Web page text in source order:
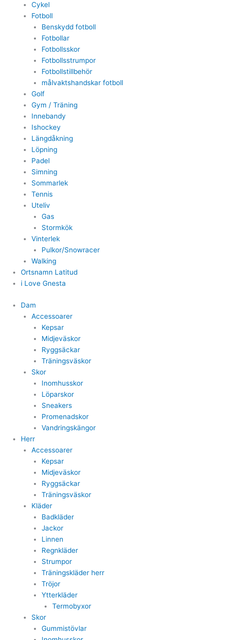
Cykel
Fotboll
Benskydd fotboll
Fotbollar
Fotbollsskor
Fotbollsstrumpor
Fotbollstillbehör
målvaktshandskar fotboll
Golf
Gym / Träning
Innebandy
Ishockey
Längdåkning
Löpning
Padel
Simning
Sommarlek
Tennis
Uteliv
Gas
Stormkök
Vinterlek
Pulkor/Snowracer
Walking
Ortsnamn Latitud
i Love Gnesta
Dam
Accessoarer
Kepsar
Midjeväskor
Ryggsäckar
Träningsväskor
Skor
Inomhusskor
Löparskor
Sneakers
Promenadskor
Vandringskängor
Herr
Accessoarer
Kepsar
Midjeväskor
Ryggsäckar
Träningsväskor
Kläder
Badkläder
Jackor
Linnen
Regnkläder
Strumpor
Träningskläder herr
Tröjor
Ytterkläder
Termobyxor
Skor
Gummistövlar